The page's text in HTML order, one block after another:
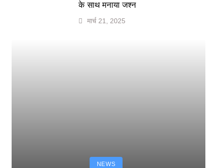
के साथ मनाया जश्न
मार्च 21, 2025
NEWS